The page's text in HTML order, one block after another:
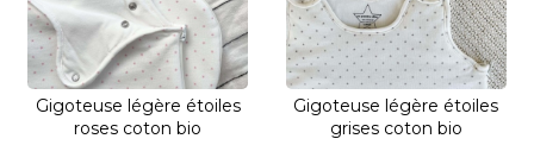
Gigoteuse légère étoiles
roses coton bio
Gigoteuse légère étoiles
grises coton bio